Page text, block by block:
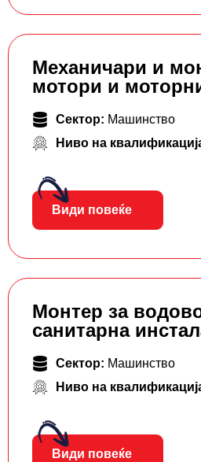
Механичари и
мотори и
Сектор: Машинство
Ниво на
Види повеќе
Монтер за
санитарна
Сектор: Машинство
Ниво на
Види повеќе